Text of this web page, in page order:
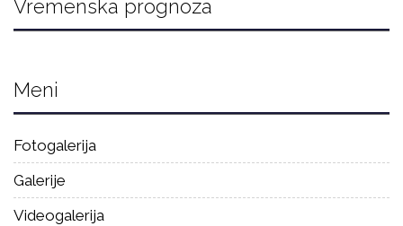
Vremenska prognoza
Meni
Fotogalerija
Galerije
Videogalerija